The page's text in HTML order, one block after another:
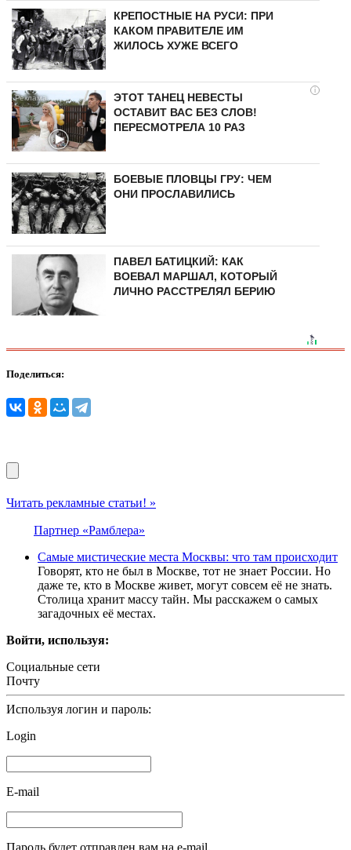
КРЕПОСТНЫЕ НА РУСИ: ПРИ
КАКОМ ПРАВИТЕЛЕ ИМ
ЖИЛОСЬ ХУЖЕ ВСЕГО
i
ЭТОТ ТАНЕЦ НЕВЕСТЫ
ОСТАВИТ ВАС БЕЗ СЛОВ!
ПЕРЕСМОТРЕЛА 10 РАЗ
БОЕВЫЕ ПЛОВЦЫ ГРУ: ЧЕМ
ОНИ ПРОСЛАВИЛИСЬ
ПАВЕЛ БАТИЦКИЙ: КАК
ВОЕВАЛ МАРШАЛ, КОТОРЫЙ
ЛИЧНО РАССТРЕЛЯЛ БЕРИЮ
Поделиться:
Читать рекламные статьи! »
Партнер «Рамблера»
Самые мистические места Москвы: что там происходит
Говорят, кто не был в Москве, тот не знает России. Но
даже те, кто в Москве живет, могут совсем её не знать.
Столица хранит массу тайн. Мы расскажем о самых
загадочных её местах.
Войти, используя:
Социальные сети
Почту
Используя логин и пароль:
Login
E-mail
Пароль будет отправлен вам на e-mail.